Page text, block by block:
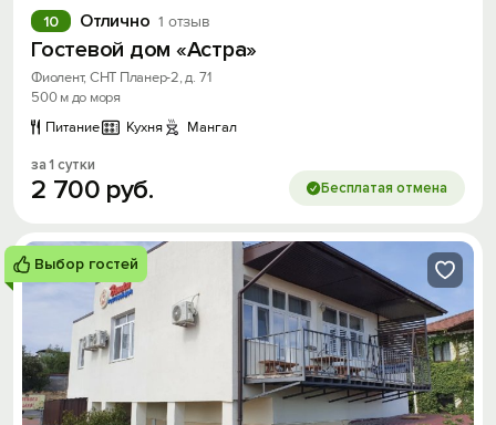
Отлично 1 отзыв
10
Гостевой дом «Астра»
Фиолент, СНТ Планер-2, д. 71
500 м до моря
Питание
Кухня Мангал
за 1 сутки
2 700 руб. Бесплатая отмена
Выбор гостей
Войти или Зарегистрироваться
Войти
Войти с помощью